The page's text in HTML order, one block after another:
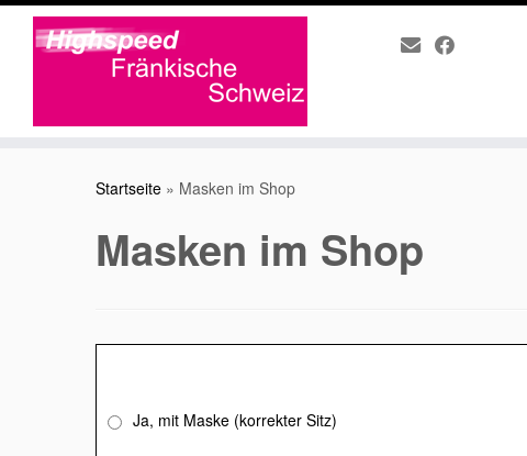
Startseite » Masken im Shop
Masken im Shop
Ja, mit Maske (korrekter Sitz)